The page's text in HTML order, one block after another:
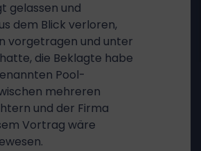
gelassen und
dem Blick verloren,
vorgetragen und unter
die Beklagte habe
Pool-
mehreren
und der Firma
Vortrag wäre